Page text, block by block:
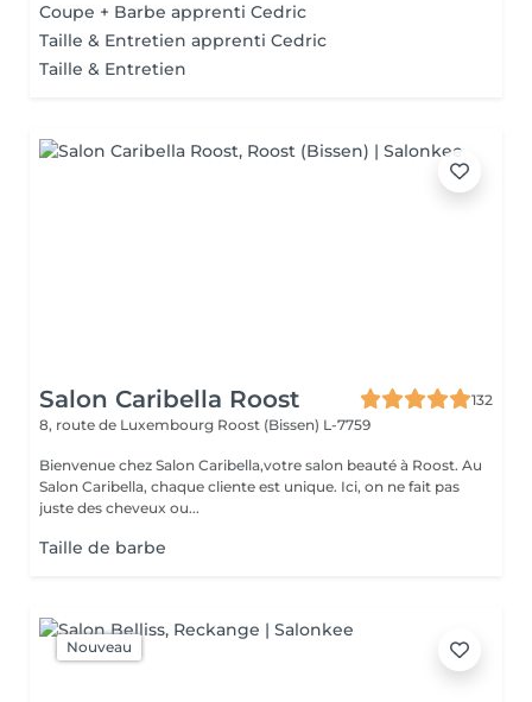
Coupe + Barbe apprenti Cedric
Taille & Entretien apprenti Cedric
Taille & Entretien
Salon Caribella Roost
132
8, route de Luxembourg Roost (Bissen) L-7759
Bienvenue chez Salon Caribella,votre salon beauté à Roost. Au
Salon Caribella, chaque cliente est unique. Ici, on ne fait pas
juste des cheveux ou...
Taille de barbe
Nouveau